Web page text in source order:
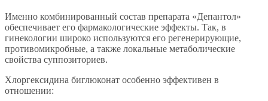
Именно комбинированный состав препарата «Депантол»
обеспечивает его фармакологические эффекты. Так, в
гинекологии широко используются его регенерирующие,
противомикробные, а также локальные метаболические
свойства суппозиториев.
Хлоргексидина биглюконат особенно эффективен в
отношении: